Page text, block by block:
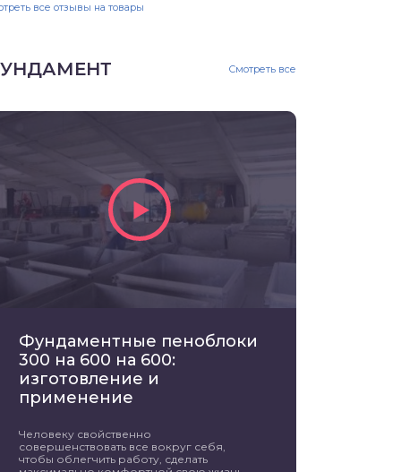
все отзывы на товары
Смотреть все
Фундаментные пеноблоки
300 на 600 на 600:
изготовление и
применение
Человеку свойственно
совершенствовать все вокруг себя,
чтобы облегчить работу, сделать